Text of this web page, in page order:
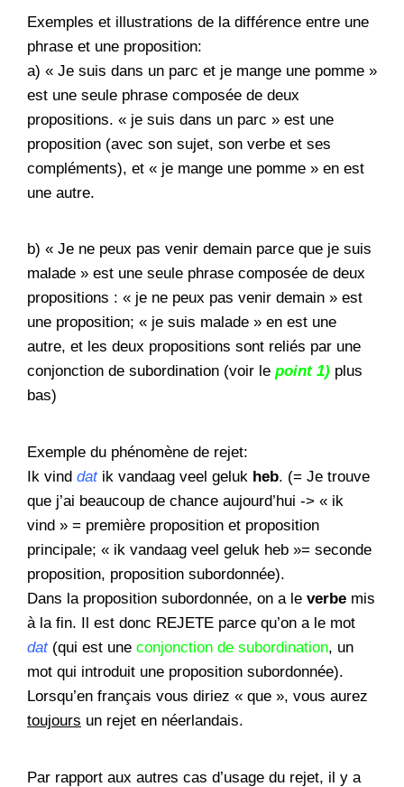
Exemples et illustrations de la différence entre une
phrase et une proposition:
a) « Je suis dans un parc et je mange une pomme »
est une seule phrase composée de deux
propositions. « je suis dans un parc » est une
proposition (avec son sujet, son verbe et ses
compléments), et « je mange une pomme » en est
une autre.
b) « Je ne peux pas venir demain parce que je suis
malade » est une seule phrase composée de deux
propositions : « je ne peux pas venir demain » est
une proposition; « je suis malade » en est une
autre, et les deux propositions sont reliés par une
conjonction de subordination (voir le point 1) plus
bas)
Exemple du phénomène de rejet:
Ik vind dat ik vandaag veel geluk heb. (= Je trouve
que j’ai beaucoup de chance aujourd’hui -> « ik
vind » = première proposition et proposition
principale; « ik vandaag veel geluk heb »= seconde
proposition, proposition subordonnée).
Dans la proposition subordonnée, on a le verbe mis
à la fin. Il est donc REJETE parce qu’on a le mot
dat (qui est une conjonction de subordination, un
mot qui introduit une proposition subordonnée).
Lorsqu’en français vous diriez « que », vous aurez
toujours un rejet en néerlandais.
Par rapport aux autres cas d’usage du rejet, il y a